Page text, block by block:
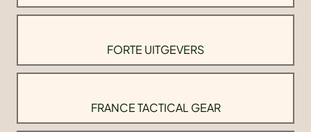
FORTE UITGEVERS
FRANCE TACTICAL GEAR